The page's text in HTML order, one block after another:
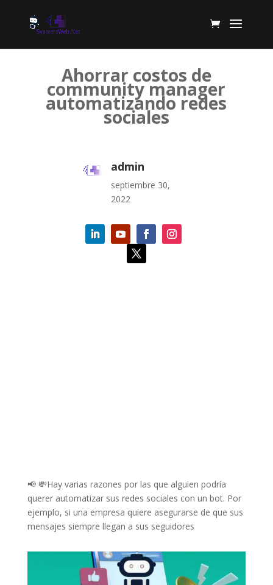
Ahorrar costos de
community manager
automatizando redes
sociales
admin
septiembre 30,
2022
📢 💸Hay varias razones por las que alguien podría
querer automatizar sus redes sociales con un bot. Por
ejemplo, si una empresa quiere asegurarse de que sus
mensajes siempre llegan a sus seguidores